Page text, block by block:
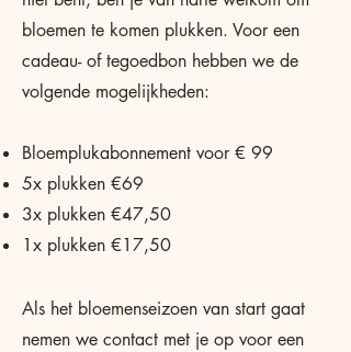
bloemen te komen plukken. Voor een
cadeau- of tegoedbon hebben we de
volgende mogelijkheden:
Bloemplukabonnement voor € 99
5x plukken €69
3x plukken €47,50
1x plukken €17,50
Als het bloemenseizoen van start gaat
nemen we contact met je op voor een